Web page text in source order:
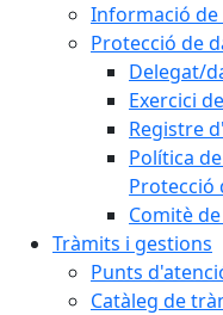
Informació de
Protecció de
Delegat/
Exercici
Registre
Política
Protecció
Comitè
Tràmits i gestions
Punts
Catàleg de